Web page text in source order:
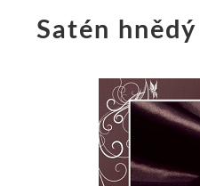
Satén hnědý